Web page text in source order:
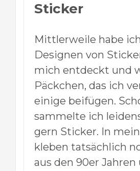
Sticker
Mittlerweile habe
Designen von
mich entdeckt und
Päckchen, das ich
einige beifügen.
sammelte ich
gern Sticker. In
kleben tatsächlich
aus den 90er Jahren